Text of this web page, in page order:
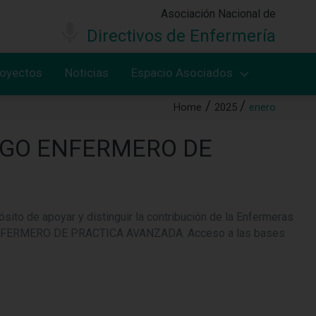
Asociación Nacional de
Directivos de Enfermería
Noticias Espacio Asociados
Home 2025 enero
ENFERMERO DE
de apoyar y distinguir la contribución de la Enfermeras
DE PRACTICA AVANZADA. Acceso a las bases